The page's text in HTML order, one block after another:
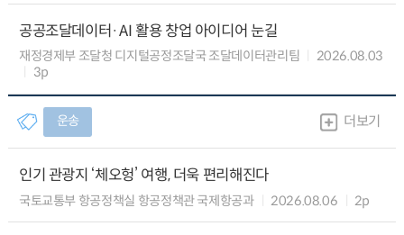
공공조달데이터·AI 활용 창업 아이디어 눈길
재정경제부 조달청 디지털공정조달국 조달데이터관리팀
2026.08.03
3p
운송 더보기
인기 관광지 ‘체오헝’ 여행, 더욱 편리해진다
국토교통부 항공정책실 항공정책관 국제항공과 2026.08.06 2p